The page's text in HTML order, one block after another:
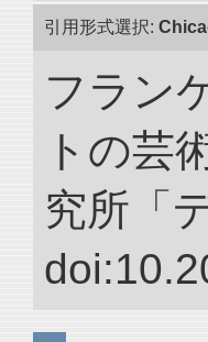
引用形式選択:
フラン
トの芸
究所「